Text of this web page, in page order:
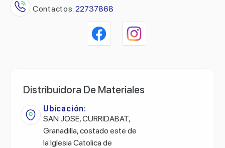
Contactos: 22737868
Distribuidora De Materiales
Ubicación:
SAN JOSE, CURRIDABAT,
Granadilla, costado este de
la Iglesia Catolica de